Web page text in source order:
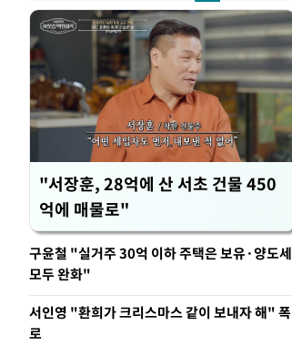
"서장훈, 28억에 산 서초 건물 450
억에 매물로"
구윤철 "실거주 30억 이하 주택은 보유·양도세
모두 완화"
서인영 "환희가 크리스마스 같이 보내자 해" 폭
로